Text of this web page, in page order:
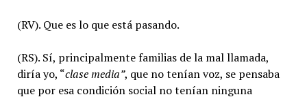
(RV). Que es lo que está pasando.
(RS). Sí, principalmente familias de la mal llamada,
diría yo, “clase media”, que no tenían voz, se pensaba
que por esa condición social no tenían ninguna